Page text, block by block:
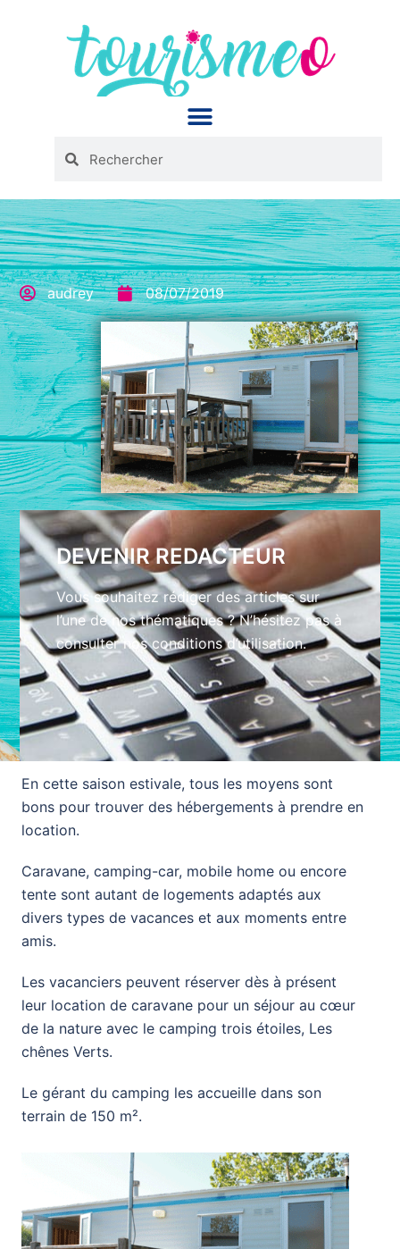
audrey 08/07/2019
DEVENIR REDACTEUR
Vous souhaitez rédiger des articles sur
l’une de nos thématiques ? N’hésitez pas à
consulter nos conditions d’utilisation.
En cette saison estivale, tous les moyens sont
bons pour trouver des hébergements à prendre en
location.
Caravane, camping-car, mobile home ou encore
tente sont autant de logements adaptés aux
divers types de vacances et aux moments entre
amis.
Les vacanciers peuvent réserver dès à présent
leur location de caravane pour un séjour au cœur
de la nature avec le camping trois étoiles, Les
chênes Verts.
Le gérant du camping les accueille dans son
terrain de 150 m².